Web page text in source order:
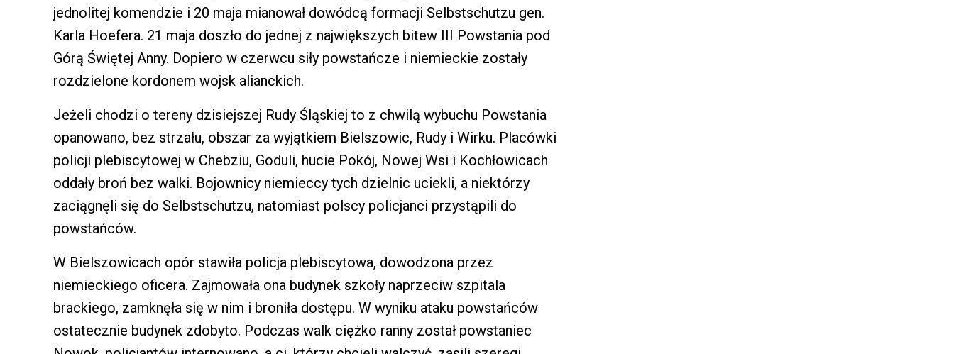
jednolitej komendzie i 20 maja mianował dowódcą formacji Selbstschutzu gen.
Karla Hoefera. 21 maja doszło do jednej z największych bitew III Powstania pod
Górą Świętej Anny. Dopiero w czerwcu siły powstańcze i niemieckie zostały
rozdzielone kordonem wojsk alianckich.
Jeżeli chodzi o tereny dzisiejszej Rudy Śląskiej to z chwilą wybuchu Powstania
opanowano, bez strzału, obszar za wyjątkiem Bielszowic, Rudy i Wirku. Placówki
policji plebiscytowej w Chebziu, Goduli, hucie Pokój, Nowej Wsi i Kochłowicach
oddały broń bez walki. Bojownicy niemieccy tych dzielnic uciekli, a niektórzy
zaciągnęli się do Selbstschutzu, natomiast polscy policjanci przystąpili do
powstańców.
W Bielszowicach opór stawiła policja plebiscytowa, dowodzona przez
niemieckiego oficera. Zajmowała ona budynek szkoły naprzeciw szpitala
brackiego, zamknęła się w nim i broniła dostępu. W wyniku ataku powstańców
ostatecznie budynek zdobyto. Podczas walk ciężko ranny został powstaniec